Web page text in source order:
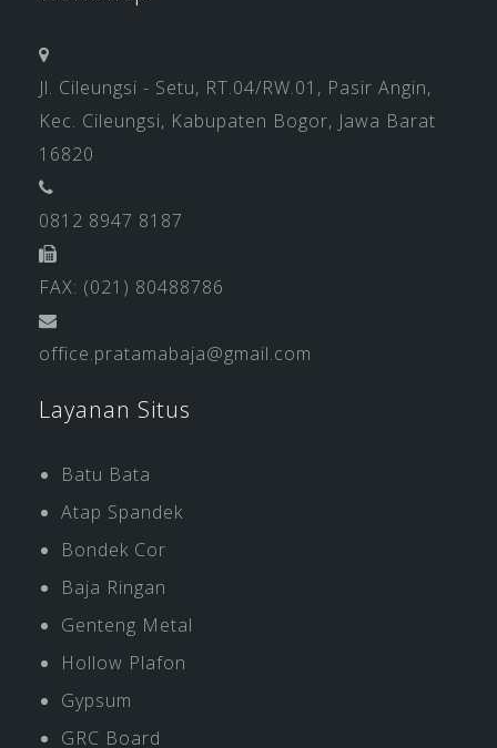
Jl. Cileungsi - Setu, RT.04/RW.01, Pasir Angin,
Kec. Cileungsi, Kabupaten Bogor, Jawa Barat
16820
0812 8947 8187
FAX: (021) 80488786
office.pratamabaja@gmail.com
Layanan Situs
Batu Bata
Atap Spandek
Bondek Cor
Baja Ringan
Genteng Metal
Hollow Plafon
Gypsum
GRC Board